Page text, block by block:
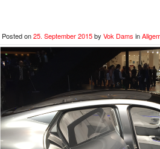
Posted on25. September 2015by Vok Dams in